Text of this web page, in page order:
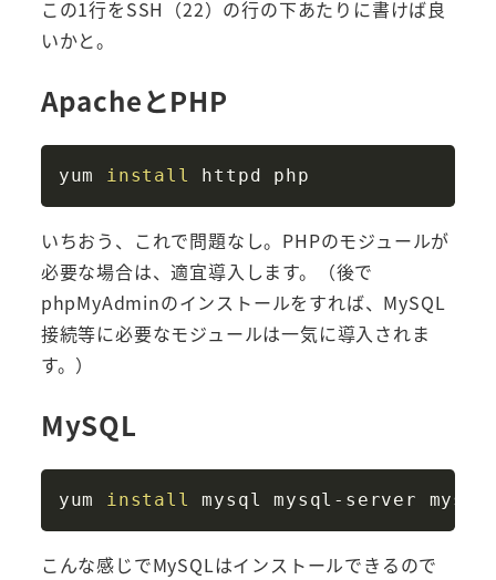
この1行をSSH（22）の行の下あたりに書けば良
いかと。
ApacheとPHP
yum install
いちおう、これで問題なし。PHPのモジュールが
必要な場合は、適宜導入します。（後で
phpMyAdminのインストールをすれば、MySQL
接続等に必要なモジュールは一気に導入されま
す。）
MySQL
yum install Copy
こんな感じでMySQLはインストールできるので